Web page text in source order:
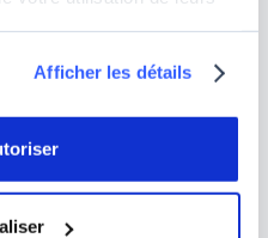
Afficher les détails
MCP tiers via
technique :
server sur le site officiel